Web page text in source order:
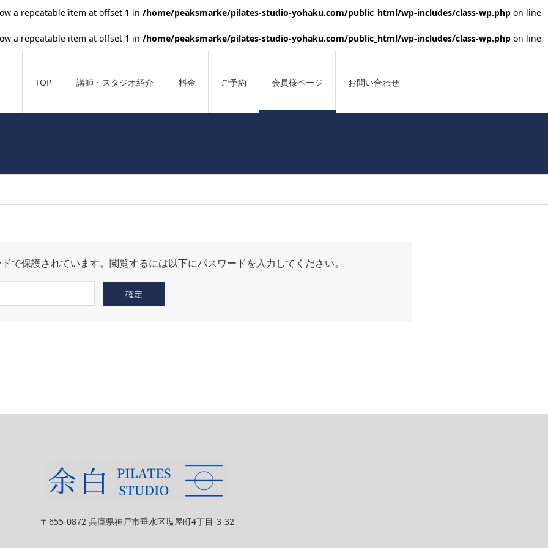
a repeatable item at offset 1 in /home/peaksmarke/pilates-studio-yohaku.com/public_html/wp-includes/class-wp.php on line
a repeatable item at offset 1 in /home/peaksmarke/pilates-studio-yohaku.com/public_html/wp-includes/class-wp.php on line
TOP 講師・スタジオ紹介 料金 ご予約 会員様ページ お問い合わせ
で保護されています。閲覧するには以下にパスワードを入力してください。
〒655-0872 兵庫県神戸市垂水区塩屋町4丁目-3-32